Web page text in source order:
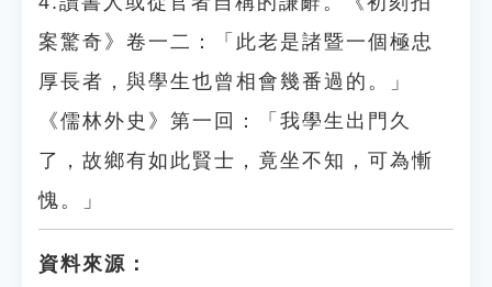
案驚奇》卷一二：「此老是諸暨一個極忠
厚長者，與學生也曾相會幾番過的。」
《儒林外史》第一回：「我學生出門久
了，故鄉有如此賢士，竟坐不知，可為慚
愧。」
資料來源：